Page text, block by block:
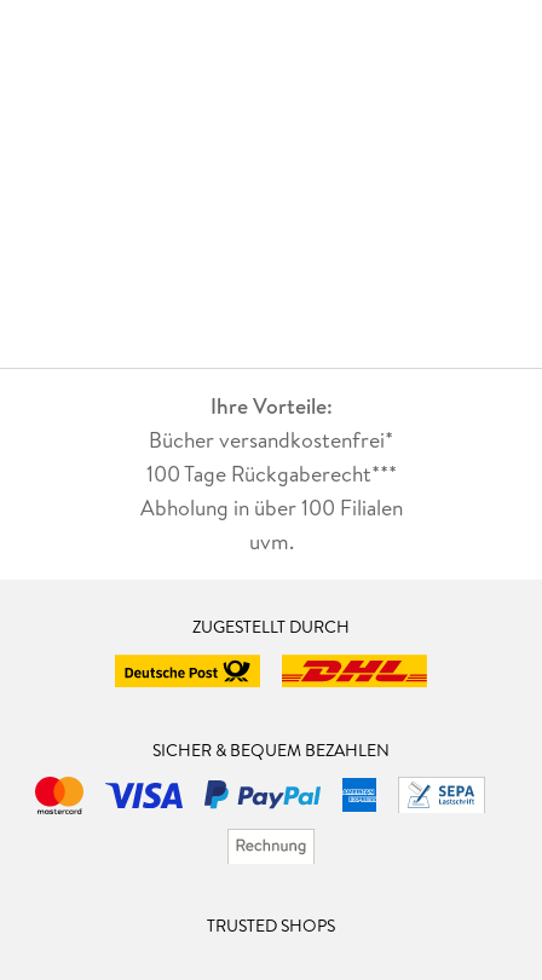
Ihre Vorteile:
Bücher versandkostenfrei*
100 Tage Rückgaberecht***
Abholung in über 100 Filialen
uvm.
ZUGESTELLT DURCH
SICHER & BEQUEM BEZAHLEN
TRUSTED SHOPS